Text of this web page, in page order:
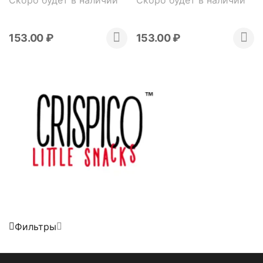
153.00₽
sugar & cinnamon 125 гр
153.00₽
Фильтры